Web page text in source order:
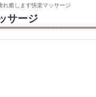
れ癒します快楽マッサージ
サージ